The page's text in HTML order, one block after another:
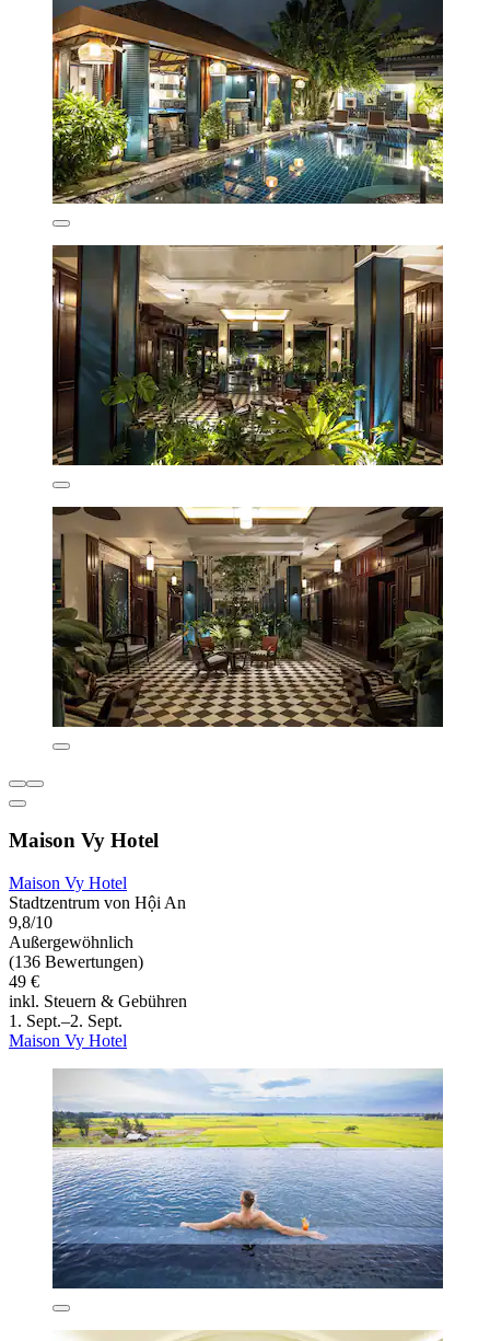
Maison Vy Hotel
Maison Vy Hotel
Stadtzentrum von Hội An
9,8/10
Außergewöhnlich
(136 Bewertungen)
49 €
inkl. Steuern & Gebühren
1. Sept.–2. Sept.
Maison Vy Hotel